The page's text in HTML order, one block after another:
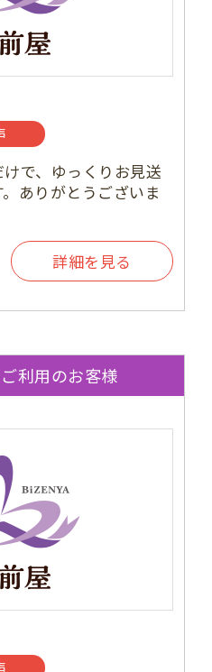
で、ゆっくりお見送
ありがとうございま
詳細を見る
利用のお客様